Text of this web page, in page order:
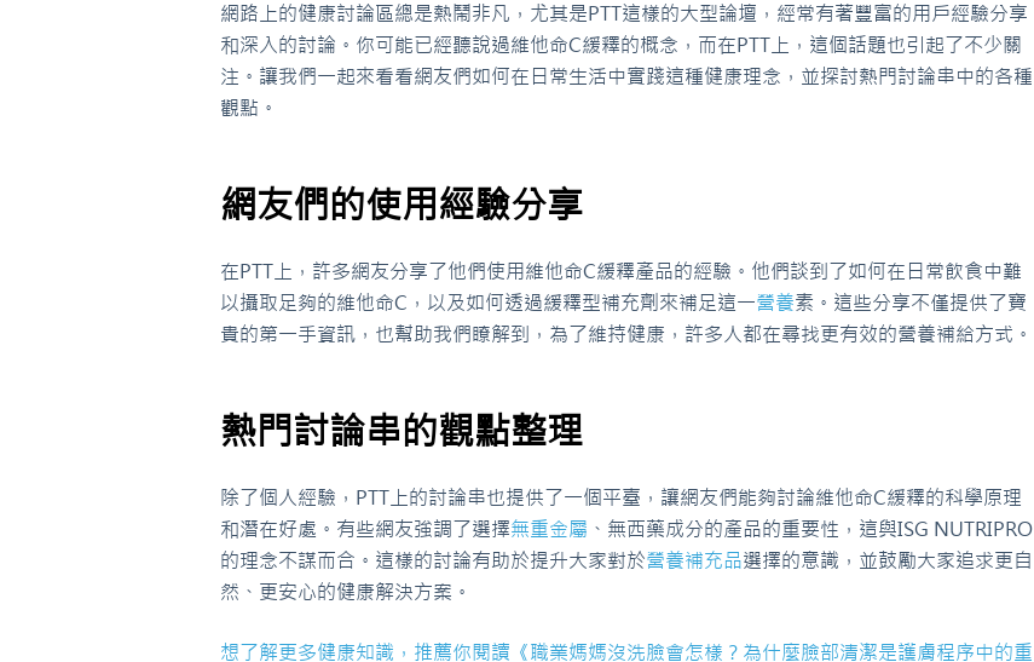
網路上的健康討論區總是熱鬧非凡，尤其是PTT這樣的大型論壇，經常有著豐富的用戶經驗分享
和深入的討論。你可能已經聽說過維他命C緩釋的概念，而在PTT上，這個話題也引起了不少關
注。讓我們一起來看看網友們如何在日常生活中實踐這種健康理念，並探討熱門討論串中的各種
觀點。
網友們的使用經驗分享
在PTT上，許多網友分享了他們使用維他命C緩釋產品的經驗。他們談到了如何在日常飲食中難
以攝取足夠的維他命C，以及如何透過緩釋型補充劑來補足這一營養素。這些分享不僅提供了寶
貴的第一手資訊，也幫助我們瞭解到，為了維持健康，許多人都在尋找更有效的營養補給方式。
熱門討論串的觀點整理
除了個人經驗，PTT上的討論串也提供了一個平臺，讓網友們能夠討論維他命C緩釋的科學原理
和潛在好處。有些網友強調了選擇無重金屬 、無西藥成分的產品的重要性，這與ISG NUTRIPRO
的理念不謀而合。這樣的討論有助於提升大家對於營養補充品選擇的意識，並鼓勵大家追求更自
然、更安心的健康解決方案。
想了解更多健康知識，推薦你閱讀《職業媽媽沒洗臉會怎樣？為什麼臉部清潔是護膚程序中的重